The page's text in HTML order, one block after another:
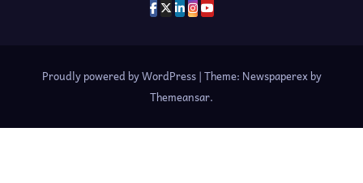
Proudly powered by WordPress|Theme: Newspaperex by
Themeansar.